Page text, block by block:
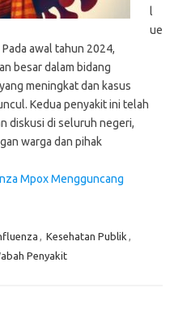
l
ue
awal tahun 2024,
besar dalam bidang
meningkat dan kasus
Kedua penyakit ini telah
diskusi di seluruh negeri,
warga dan pihak
Mpox Mengguncang
, Kesehatan Publik ,
Penyakit